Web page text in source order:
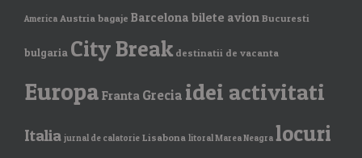
America Austria bagaje Barcelona bilete avion Bucuresti
bulgaria City Break destinatii de vacanta
Europa Franta Grecia idei activitati
Italia jurnal de calatorie Lisabona litoral Marea Neagra locuri